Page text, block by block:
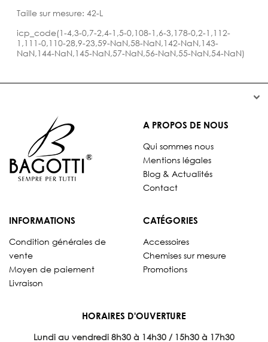
Taille sur mesure: 42-L
icp_code(1-4,3-0,7-2,4-1,5-0,108-1,6-3,178-0,2-1,112-
1,111-0,110-28,9-23,59-NaN,58-NaN,142-NaN,143-
NaN,144-NaN,145-NaN,57-NaN,56-NaN,55-NaN,54-NaN)


A PROPOS DE NOUS
Qui sommes nous
Mentions légales
Blog & Actualités
Contact
INFORMATIONS
Condition générales de
vente
Moyen de paiement
Livraison
CATÉGORIES
Accessoires
Chemises sur mesure
Promotions
HORAIRES D'OUVERTURE
Lundi au vendredi 8h30 à 14h30 / 15h30 à 17h30